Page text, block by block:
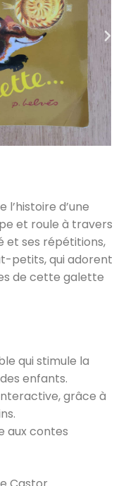
d’une
et roule à travers
et ses répétitions,
petits, qui adorent
de cette galette
qui stimule la
enfants.
grâce à
aux contes